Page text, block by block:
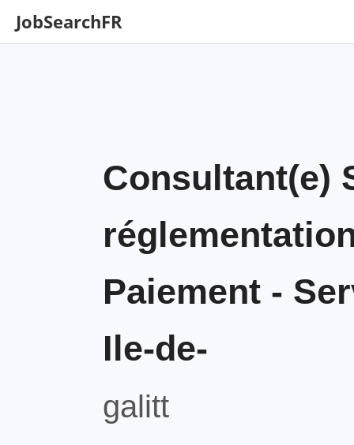
JobSearchFR
Consultant(e)
Paiement -
Ile-de-
galitt